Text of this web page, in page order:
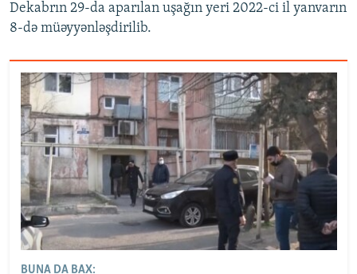
Dekabrın 29-da aparılan uşağın yeri 2022-ci il yanvarın
8-də müəyyənləşdirilib.
BUNA DA BAX: